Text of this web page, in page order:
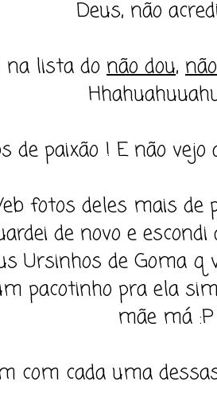
Deus, não
na lista do não dou,
de paixão ! E não
fotos deles mais de
de novo e
Ursinhos de Goma q
pacotinho pra ela
mãe má :P
com cada uma